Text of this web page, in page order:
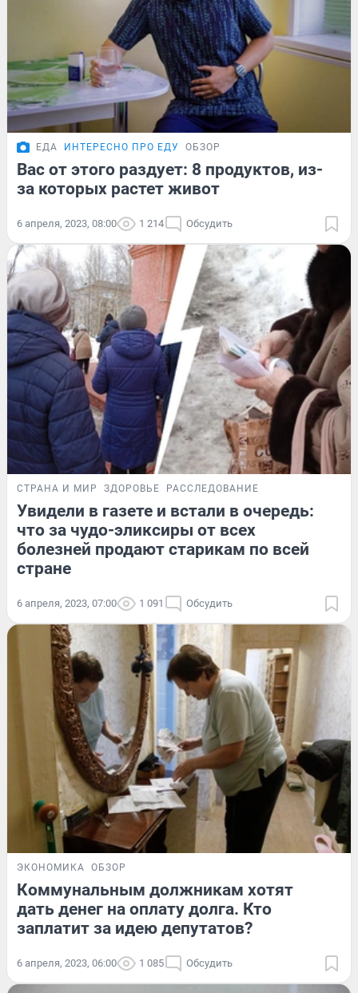
ЕДА ИНТЕРЕСНО ПРО ЕДУ ОБЗОР
Вас от этого раздует: 8 продуктов, из-
за которых растет живот
6 апреля, 2023, 08:00 1 214 Обсудить
СТРАНА И МИР ЗДОРОВЬЕ РАССЛЕДОВАНИЕ
Увидели в газете и встали в очередь:
что за чудо-эликсиры от всех
болезней продают старикам по всей
стране
6 апреля, 2023, 07:00 1 091 Обсудить
ЭКОНОМИКА ОБЗОР
Коммунальным должникам хотят
дать денег на оплату долга. Кто
заплатит за идею депутатов?
6 апреля, 2023, 06:00 1 085 Обсудить